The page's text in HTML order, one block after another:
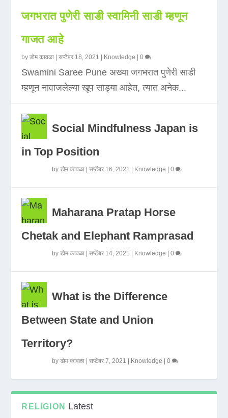
जगभरात पुणेरी साडी स्वामिनी साडी म्हणून
गाजत आहे
byडोम कावळा |सप्टेंबर 18, 2021 Knowledge |0
Swamini Saree Pune अख्या जगभरात पुणेरी साडी
म्हणून नावाजलेल्या खूप साड्या आहेत, त्यात अनेक...
Social Mindfulness Japan is
in Top Position
byडोम कावळा |सप्टेंबर 16, 2021 Knowledge |0
Maharana Pratap Horse
Chetak and Elephant Ramprasad
byडोम कावळा |सप्टेंबर 14, 2021 Knowledge |0
What is the Difference
Between State and Union
Territory?
byडोम कावळा |सप्टेंबर 7, 2021 Knowledge |0
RELIGION Latest